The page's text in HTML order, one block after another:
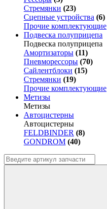
Стремянки (23)
Сцепные устройства (6)
Прочие комплектующие
Подвеска полуприцепа
Подвеска полуприцепа
Амортизаторы (11)
Пневморессоры (70)
Сайлентблоки (15)
Стремянки (19)
Прочие комплектующие
Метизы
Метизы
Автоцистерны
Автоцистерны
FELDBINDER (8)
GONDROM (40)